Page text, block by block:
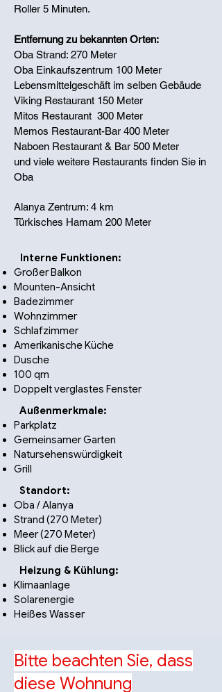
Roller 5 Minuten.
Entfernung zu bekannten Orten:
Oba Strand: 270 Meter
Oba Einkaufszentrum 100 Meter
Lebensmittelgeschäft im selben Gebäude
Viking Restaurant 150 Meter
Mitos Restaurant 300 Meter
Memos Restaurant-Bar 400 Meter
Naboen Restaurant & Bar 500 Meter
und viele weitere Restaurants finden Sie in
Oba
Alanya Zentrum: 4 km
Türkisches Hamam 200 Meter
Interne Funktionen:
Großer Balkon
Mounten-Ansicht
Badezimmer
Wohnzimmer
Schlafzimmer
Amerikanische Küche
Dusche
100 qm
Doppelt verglastes Fenster
Außenmerkmale:
Parkplatz
Gemeinsamer Garten
Natursehenswürdigkeit
Grill
Standort:
Oba / Alanya
Strand (270 Meter)
Meer (270 Meter)
Blick auf die Berge
Heizung & Kühlung:
Klimaanlage
Solarenergie
Heißes Wasser
Bitte beachten Sie, dass
diese Wohnung